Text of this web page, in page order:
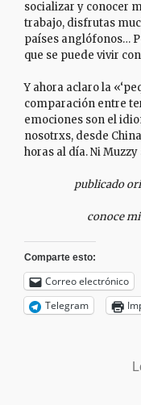
socializar y conocer
trabajo, disfrutas
países anglófonos…
que se puede vivir
Y ahora aclaro la
comparación entre
emociones son el
nosotrxs, desde
horas al día. Ni
publicado
conoce
Comparte esto:
Correo electrónico
Telegram